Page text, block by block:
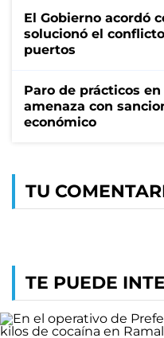
El Gobierno acordó
solucionó el
puertos
Paro de prácticos
amenaza con
económico
TU
TE PUEDE